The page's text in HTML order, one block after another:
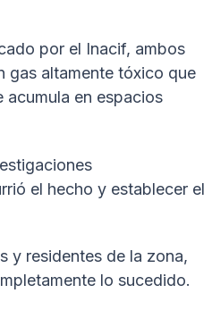
por el Inacif, ambos
gas altamente tóxico que
en espacios
el hecho y establecer el
y residentes de la zona,
lo sucedido.